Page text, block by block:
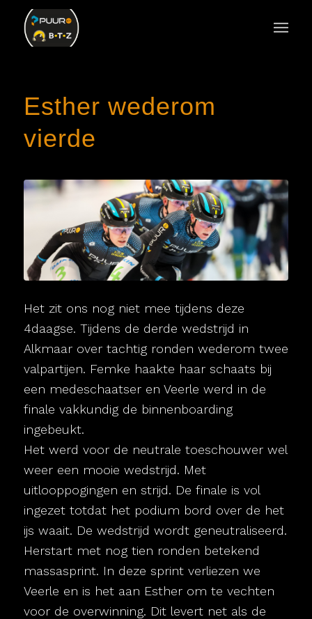
Esther wederom
vierde
Het zit ons nog niet mee tijdens deze
4daagse. Tijdens de derde wedstrijd in
Alkmaar over tachtig ronden wederom twee
valpartijen. Femke haakte haar schaats bij
een medeschaatser en Veerle werd in de
finale vakkundig de binnenboarding
ingebeukt.
Het werd voor de neutrale toeschouwer wel
weer een mooie wedstrijd. Met
uitlooppogingen en strijd. De finale is vol
ingezet totdat het podium bord over de het
ijs waait. De wedstrijd wordt geneutraliseerd.
Herstart met nog tien ronden betekend
massasprint. In deze sprint verliezen we
Veerle en is het aan Esther om te vechten
voor de overwinning. Dit levert net als de